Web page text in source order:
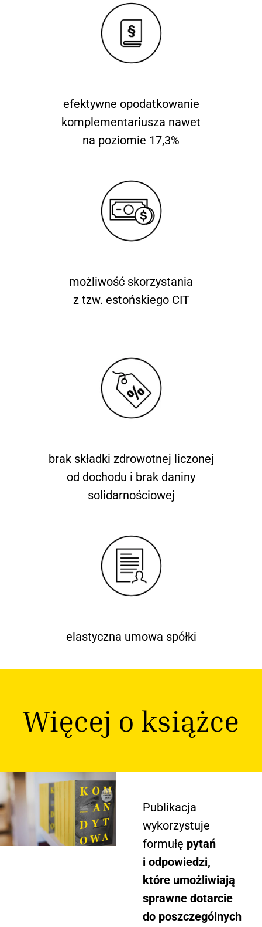
efektywne opodatkowanie
komplementariusza nawet
na poziomie 17,3%
możliwość skorzystania
z tzw. estońskiego CIT
brak składki zdrowotnej liczonej
od dochodu i brak daniny
solidarnościowej
elastyczna umowa spółki
Więcej o książce
Publikacja
wykorzystuje
formułę pytań
i odpowiedzi,
które umożliwiają
sprawne dotarcie
do poszczególnych